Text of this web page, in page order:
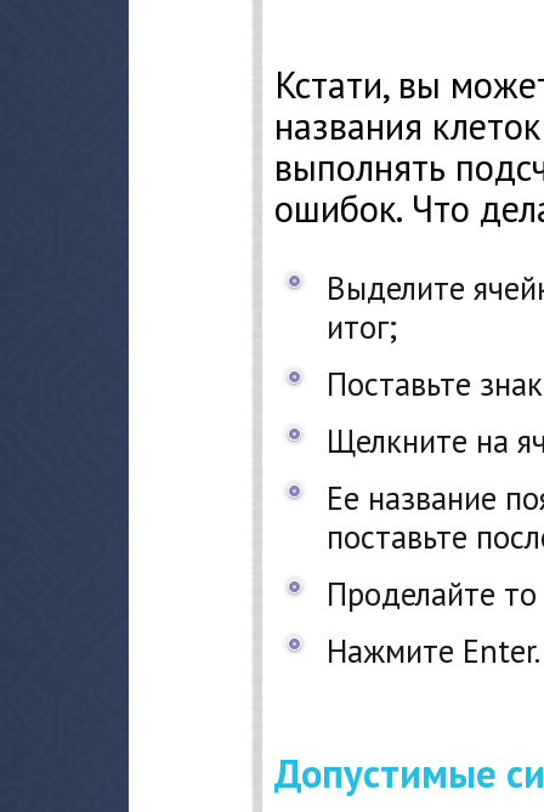
Кстати, вы
названия
выполнять
ошибок. Что
Выделите
итог;
Поставьте
Щелкните на
Ее название
поставьте
Проделайте
Нажмите Enter.
Допустимые